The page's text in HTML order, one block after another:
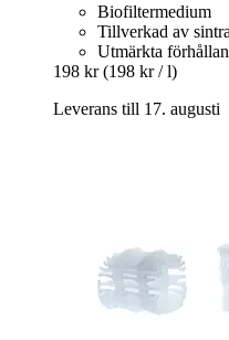
Biofiltermedium
Tillverkad av
Utmärkta
198 kr (198 kr / l)
Leverans till 17. augusti